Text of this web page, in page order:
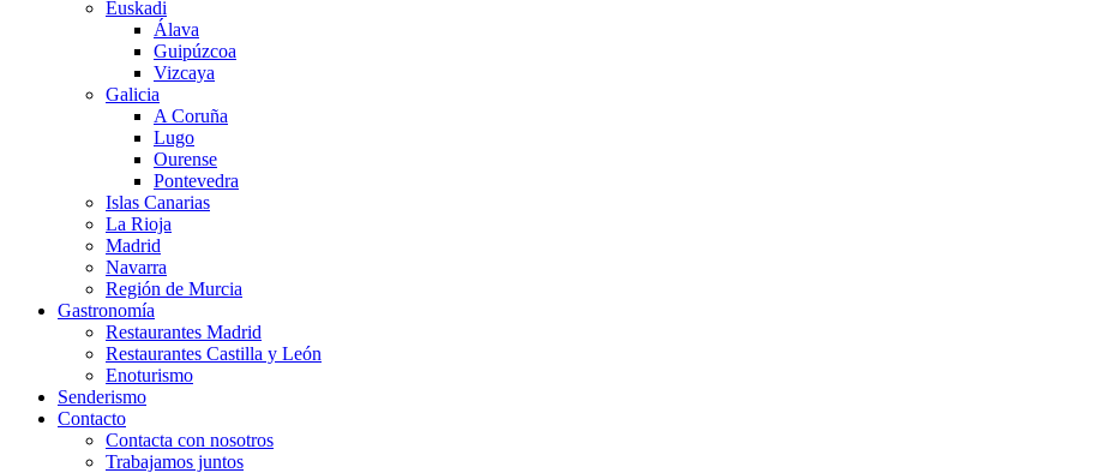
Euskadi
Álava
Guipúzcoa
Vizcaya
Galicia
A Coruña
Lugo
Ourense
Pontevedra
Islas Canarias
La Rioja
Madrid
Navarra
Región de Murcia
Gastronomía
Restaurantes Madrid
Restaurantes Castilla y León
Enoturismo
Senderismo
Contacto
Contacta con nosotros
Trabajamos juntos